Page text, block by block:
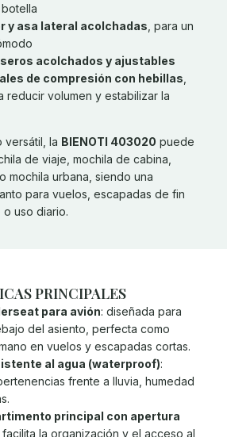
y asa lateral acolchadas , para un
acolchados y ajustables
de compresión con hebillas
reducir volumen y estabilizar la
versátil, la BIENOTI 403020 puede
de viaje, mochila de cabina,
mochila urbana, siendo una
para vuelos, escapadas de fin
o uso diario.
PRINCIPALES
para avión: diseñada para
del asiento, perfecta como
en vuelos y escapadas cortas.
al agua (waterproof):
frente a lluvia, humedad
principal con apertura
facilita la organización y el acceso al